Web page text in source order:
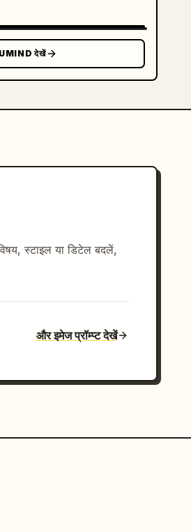
देखें
स्टाइल या डिटेल बदलें,
और इमेज प्रॉम्प्ट देखें